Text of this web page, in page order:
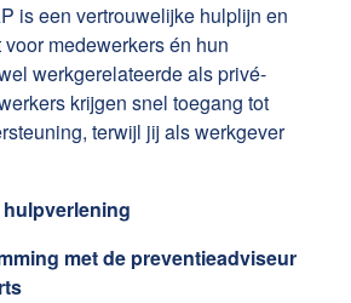
is een vertrouwelijke hulplijn en
medewerkers én hun
werkgerelateerde als privé-
krijgen snel toegang tot
terwijl jij als werkgever
met de preventieadviseur